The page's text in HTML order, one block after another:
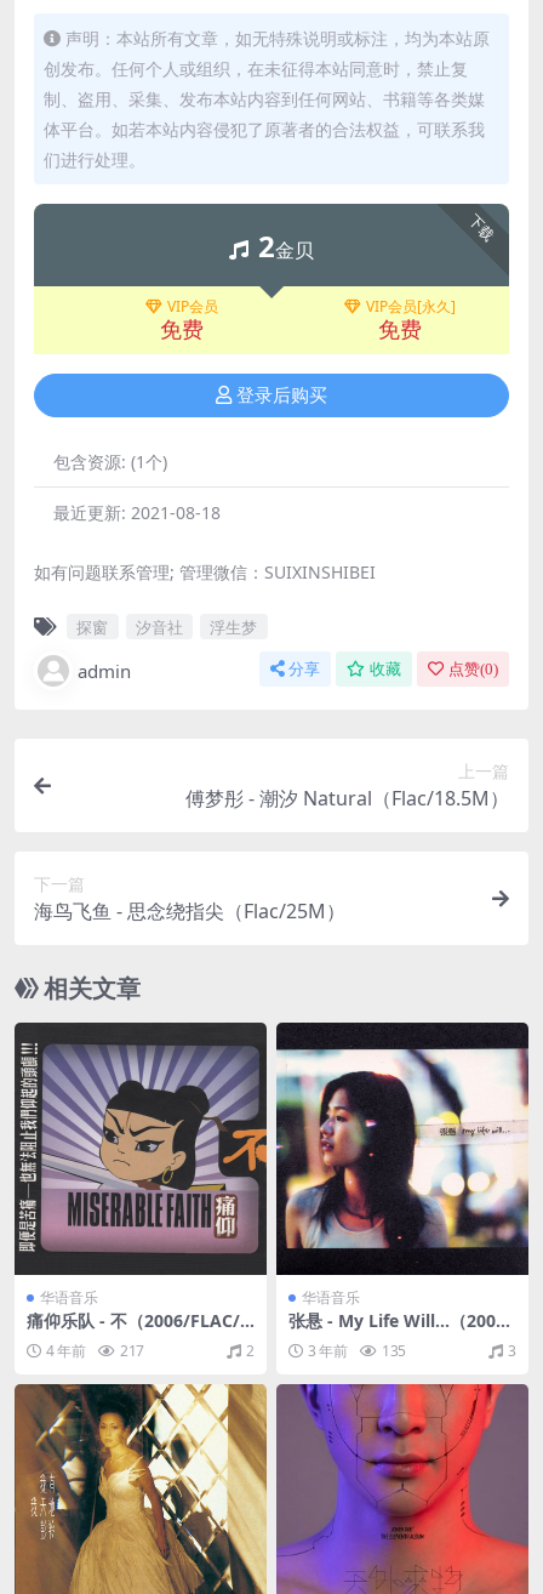
声明：本站所有文章，如无特殊说明或标注，均为本站原
创发布。任何个人或组织，在未征得本站同意时，禁止复
制、盗用、采集、发布本站内容到任何网站、书籍等各类媒
体平台。如若本站内容侵犯了原著者的合法权益，可联系我
们进行处理。
下载
2金贝
VIP会员
免费
VIP会员[永久]
免费
登录后购买
包含资源: (1个)
最近更新: 2021-08-18
如有问题联系管理; 管理微信：SUIXINSHIBEI
探窗 汐音社 浮生梦
admin 分享 收藏 点赞(0)
上一篇
傅梦彤 - 潮汐 Natural（Flac/18.5M）
下一篇
海鸟飞鱼 - 思念绕指尖（Flac/25M）
相关文章
华语音乐
痛仰乐队 - 不（2006/FLAC/E
P分轨/160M）
4 年前 217 2
华语音乐
张悬 - My Life Will...（2006/
FLAC/分轨/220M）
3 年前 135 3